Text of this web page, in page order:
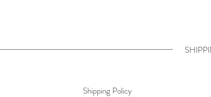
Shipping Policy